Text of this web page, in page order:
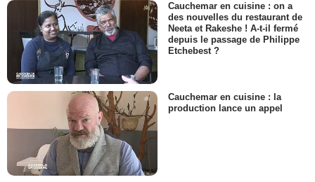
Cauchemar en cuisine : on a
des nouvelles du restaurant de
Neeta et Rakeshe ! A-t-il fermé
depuis le passage de Philippe
Etchebest ?
Cauchemar en cuisine : la
production lance un appel